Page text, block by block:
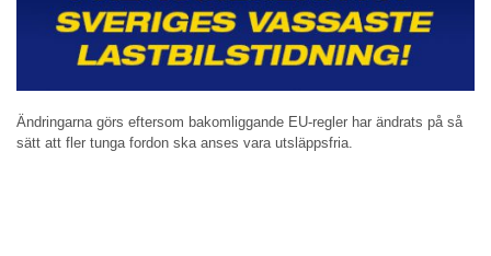
Ändringarna görs eftersom bakomliggande EU-regler har ändrats på så
sätt att fler tunga fordon ska anses vara utsläppsfria.